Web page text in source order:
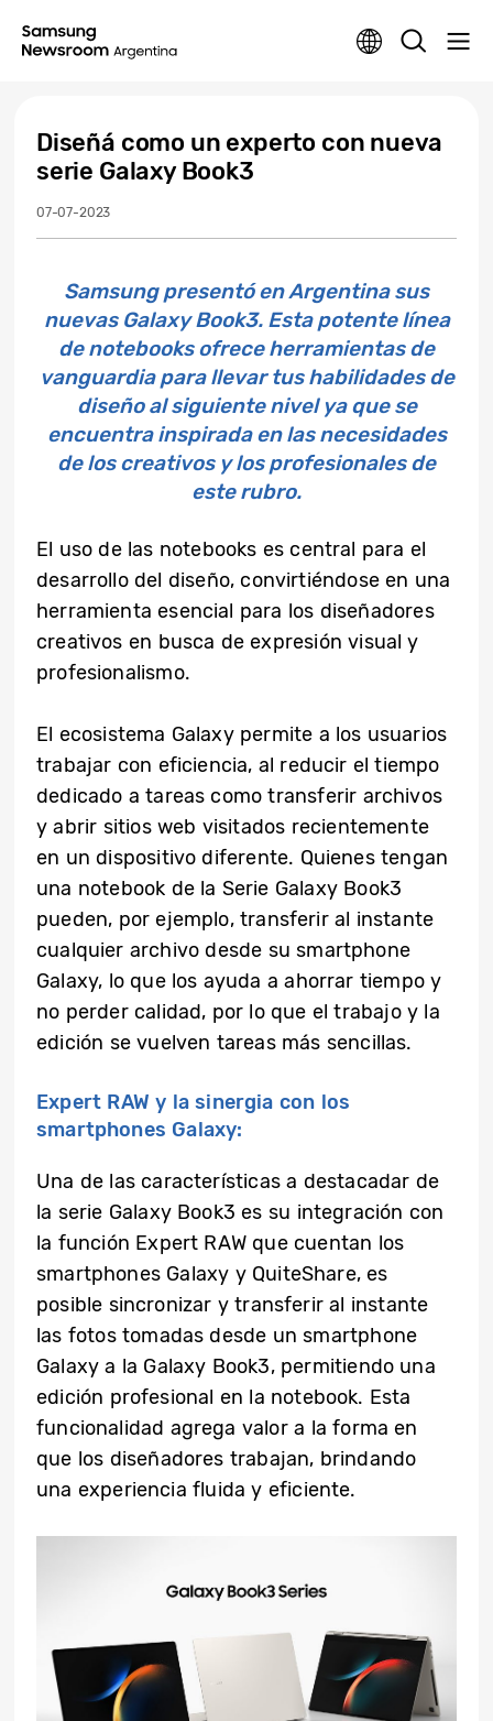
Diseñá como un experto con nueva
serie Galaxy Book3
07-07-2023
Samsung presentó en Argentina sus
nuevas Galaxy Book3. Esta potente línea
de notebooks ofrece herramientas de
vanguardia para llevar tus habilidades de
diseño al siguiente nivel ya que se
encuentra inspirada en las necesidades
de los creativos y los profesionales de
este rubro.
El uso de las notebooks es central para el
desarrollo del diseño, convirtiéndose en una
herramienta esencial para los diseñadores
creativos en busca de expresión visual y
profesionalismo.
El ecosistema Galaxy permite a los usuarios
trabajar con eficiencia, al reducir el tiempo
dedicado a tareas como transferir archivos
y abrir sitios web visitados recientemente
en un dispositivo diferente. Quienes tengan
una notebook de la Serie Galaxy Book3
pueden, por ejemplo, transferir al instante
cualquier archivo desde su smartphone
Galaxy, lo que los ayuda a ahorrar tiempo y
no perder calidad, por lo que el trabajo y la
edición se vuelven tareas más sencillas.
Expert RAW y la sinergia con los
smartphones Galaxy:
Una de las características a destacadar de
la serie Galaxy Book3 es su integración con
la función Expert RAW que cuentan los
smartphones Galaxy y QuiteShare, es
posible sincronizar y transferir al instante
las fotos tomadas desde un smartphone
Galaxy a la Galaxy Book3, permitiendo una
edición profesional en la notebook. Esta
funcionalidad agrega valor a la forma en
que los diseñadores trabajan, brindando
una experiencia fluida y eficiente.